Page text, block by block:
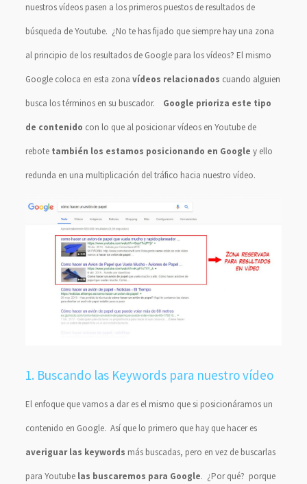
nuestros vídeos pasen a los primeros puestos de resultados de
búsqueda de Youtube. ¿No te has fijado que siempre hay una zona
al principio de los resultados de Google para los vídeos? El mismo
Google coloca en esta zona vídeos relacionados cuando alguien
busca los términos en su buscador. Google prioriza este tipo
de contenido con lo que al posicionar vídeos en Youtube de
rebote también los estamos posicionando en Google y ello
redunda en una multiplicación del tráfico hacia nuestro vídeo.
1. Buscando las Keywords para nuestro vídeo
El enfoque que vamos a dar es el mismo que si posicionáramos un
contenido en Google. Así que lo primero que hay que hacer es
averiguar las keywords más buscadas, pero en vez de buscarlas
para Youtube las buscaremos para Google. ¿Por qué? porque